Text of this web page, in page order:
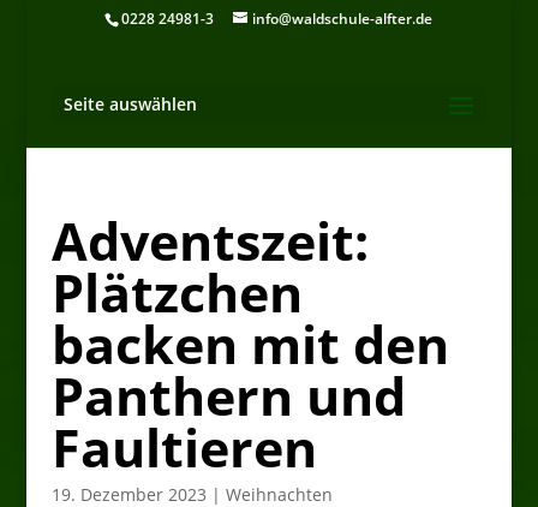
0228 24981-3 info@waldschule-alfter.de
Seite auswählen
Adventszeit:
Plätzchen
backen mit den
Panthern und
Faultieren
19. Dezember 2023 | Weihnachten